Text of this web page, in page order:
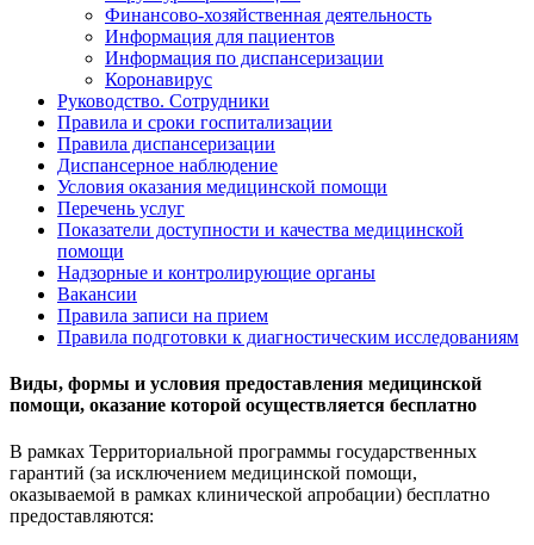
Финансово-хозяйственная деятельность
Информация для пациентов
Информация по диспансеризации
Коронавирус
Руководство. Сотрудники
Правила и сроки госпитализации
Правила диспансеризации
Диспансерное наблюдение
Условия оказания медицинской помощи
Перечень услуг
Показатели доступности и качества медицинской
помощи
Надзорные и контролирующие органы
Вакансии
Правила записи на прием
Правила подготовки к диагностическим исследованиям
Виды, формы и условия предоставления медицинской
помощи, оказание которой осуществляется бесплатно
В рамках Территориальной программы государственных
гарантий (за исключением медицинской помощи,
оказываемой в рамках клинической апробации) бесплатно
предоставляются: